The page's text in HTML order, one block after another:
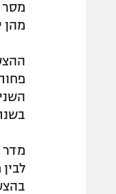
מסר
מהן
מדר